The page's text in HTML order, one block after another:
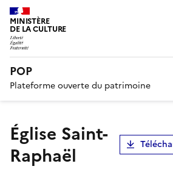
MINISTÈRE
DE LA CULTURE
POP
Plateforme ouverte du patrimoine
Église Saint-
Raphaël